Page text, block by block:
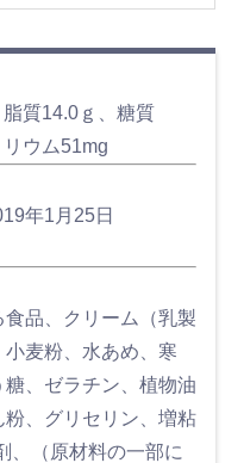
脂質14.0ｇ、糖質
ウム51mg
年1月25日
品、クリーム（乳製
麦粉、水あめ、寒
、ゼラチン、植物油
、グリセリン、増粘
、（原材料の一部に